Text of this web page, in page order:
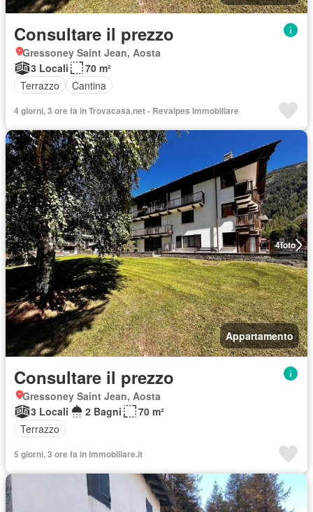
Consultare il prezzo
Gressoney Saint Jean, Aosta
3 Locali
70 m²
Terrazzo
Cantina
4 giorni, 3 ore fa in Trovacasa.net - Revalpes Immobiliare
4foto
Appartamento
Consultare il prezzo
Gressoney Saint Jean, Aosta
3 Locali
2 Bagni
70 m²
Terrazzo
5 giorni, 3 ore fa in Immobiliare.it